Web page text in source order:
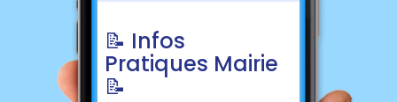
📝 Infos
Pratiques Mairie
📝